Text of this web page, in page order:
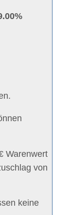
Warenwert
von
keine